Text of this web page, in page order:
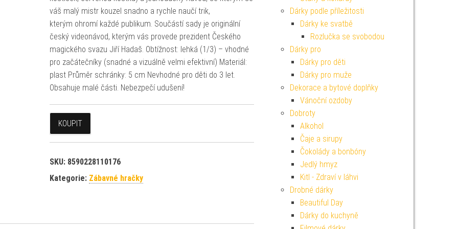
váš malý mistr kouzel snadno a rychle naučí trik,
kterým ohromí každé publikum. Součástí sady je originální
český videonávod, kterým vás provede prezident Českého
magického svazu Jiří Hadaš. Obtížnost: lehká (1/3) – vhodné
pro začátečníky (snadné a vizuálně velmi efektivní) Materiál:
plast Průměr schránky: 5 cm Nevhodné pro děti do 3 let.
Obsahuje malé části. Nebezpečí udušení!
KOUPIT
SKU: 8590228110176
Kategorie: Zábavné hračky
Dárky podle příležitosti
Dárky ke svatbě
Rozlučka se svobodou
Dárky pro
Dárky pro děti
Dárky pro muže
Dekorace a bytové doplňky
Vánoční ozdoby
Dobroty
Alkohol
Čaje a sirupy
Čokolády a bonbóny
Jedlý hmyz
Kitl - Zdraví v láhvi
Drobné dárky
Beautiful Day
Dárky do kuchyně